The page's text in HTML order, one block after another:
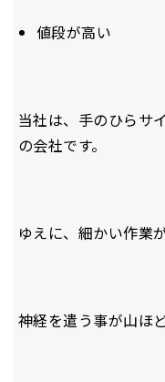
値段が高い
当社は、手のひらサ
の会社です。
ゆえに、細かい作業
神経を遣う事が山ほ